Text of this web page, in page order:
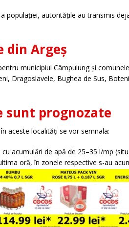
populației, autoritățile au transmis
din Argeș
municipiul Câmpulung și
Dragoslavele, Bughea de Sus,
sunt prognozate
aceste localități se vor semnala:
cu acumulări de apă de 25–35 l/mp
oră, în zonele respective s-au